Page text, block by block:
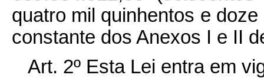
quatro mil quinhentos e
constante dos Anexos I e II
Art. 2º Esta Lei entra em